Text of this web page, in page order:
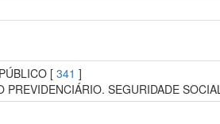
[341 ]
PREVIDENCIÁRIO. SEGURIDADE